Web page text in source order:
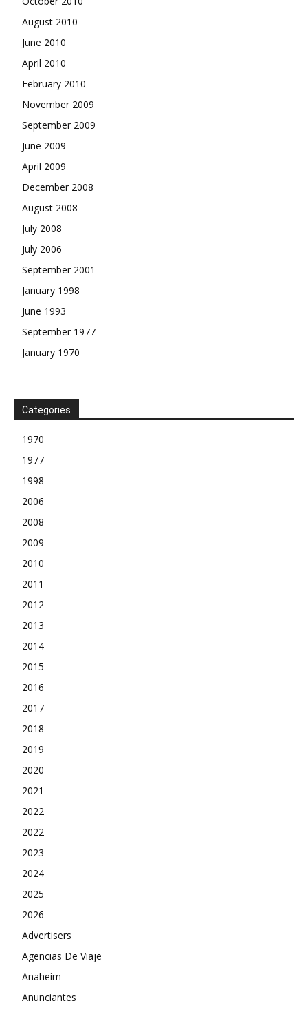
August 2010
June 2010
April 2010
February 2010
November 2009
September 2009
June 2009
April 2009
December 2008
August 2008
July 2008
July 2006
September 2001
January 1998
June 1993
September 1977
January 1970
Categories
1970
1977
1998
2006
2008
2009
2010
2011
2012
2013
2014
2015
2016
2017
2018
2019
2020
2021
2022
2022
2023
2024
2025
2026
Advertisers
Agencias De Viaje
Anaheim
Anunciantes